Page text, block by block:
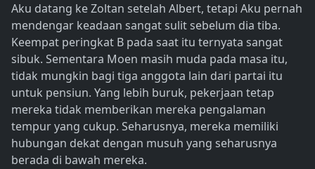
Aku datang ke Zoltan setelah Albert, tetapi Aku pernah
mendengar keadaan sangat sulit sebelum dia tiba.
Keempat peringkat B pada saat itu ternyata sangat
sibuk. Sementara Moen masih muda pada masa itu,
tidak mungkin bagi tiga anggota lain dari partai itu
untuk pensiun. Yang lebih buruk, pekerjaan tetap
mereka tidak memberikan mereka pengalaman
tempur yang cukup. Seharusnya, mereka memiliki
hubungan dekat dengan musuh yang seharusnya
berada di bawah mereka.